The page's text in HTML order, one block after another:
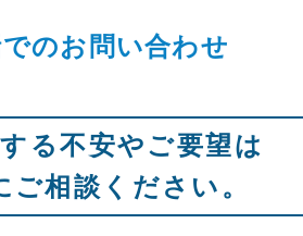
のお問い合わせ
る不安やご要望は
ご相談ください。